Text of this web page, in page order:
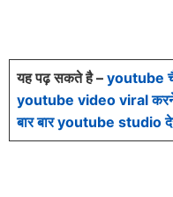
यह पढ़ सकते है – youtube
youtube video viral
बार बार youtube studio